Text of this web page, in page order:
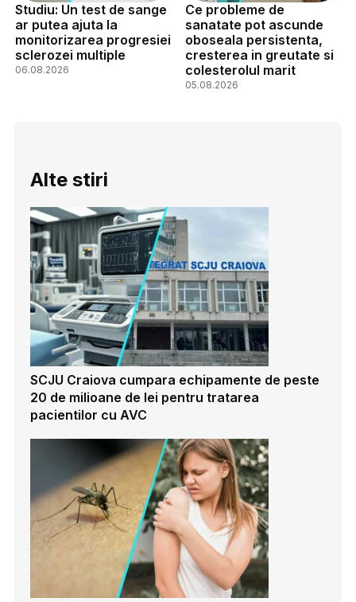
Studiu: Un test de sange
ar putea ajuta la
monitorizarea progresiei
sclerozei multiple
06.08.2026
Ce probleme de
sanatate pot ascunde
oboseala persistenta,
cresterea in greutate si
colesterolul marit
05.08.2026
Alte stiri
SCJU Craiova cumpara echipamente de peste
20 de milioane de lei pentru tratarea
pacientilor cu AVC